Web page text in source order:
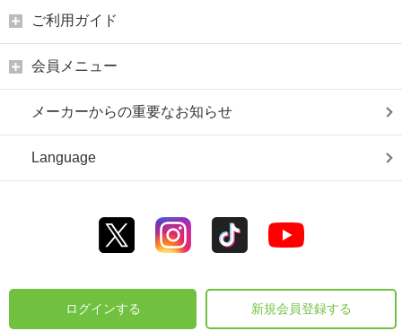
ご利用ガイド
会員メニュー
メーカーからの重要なお知らせ
Language
ログインする 新規会員登録する